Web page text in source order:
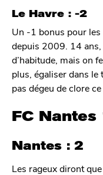
Le Havre : -2
Un -1 bonus pour
depuis 2009. 14 ans,
d’habitude, mais on
plus, égaliser dans le
pas dégeu de clore ce
FC Nantes
Nantes : 2
Les rageux diront